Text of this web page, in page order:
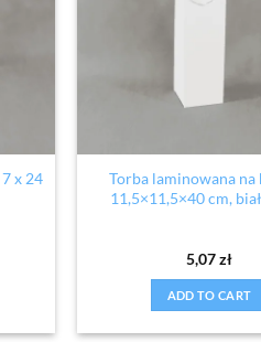
x 24
Torba laminowana na
11,5×11,5×40 cm,
5,07zł
ADD TO CART